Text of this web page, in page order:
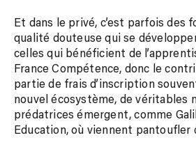
Et dans le privé, c’est parfois des
qualité douteuse qui se
celles qui bénéficient de
France Compétence, donc le
partie de frais d’inscription
nouvel écosystème, de véritables
prédatrices émergent, comme
Education, où viennent pantoufler